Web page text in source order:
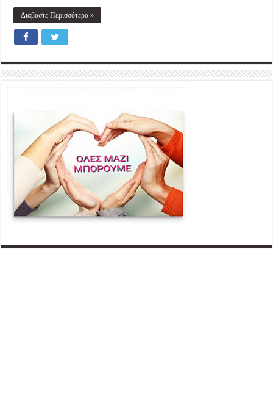
Διαβάστε Περισσότερα »